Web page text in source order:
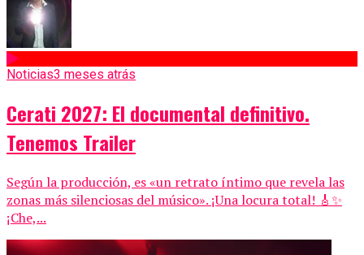
Noticias3 meses atrás
Cerati 2027: El documental definitivo.
Tenemos Trailer
Según la producción, es «un retrato íntimo que revela las
zonas más silenciosas del músico». ¡Una locura total! 🎸✨
¡Che,...